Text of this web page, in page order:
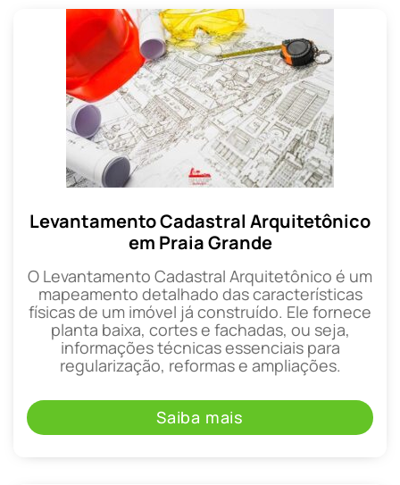
Levantamento Cadastral Arquitetônico
em Praia Grande
O Levantamento Cadastral Arquitetônico é um
mapeamento detalhado das características
físicas de um imóvel já construído. Ele fornece
planta baixa, cortes e fachadas, ou seja,
informações técnicas essenciais para
regularização, reformas e ampliações.
Saiba mais